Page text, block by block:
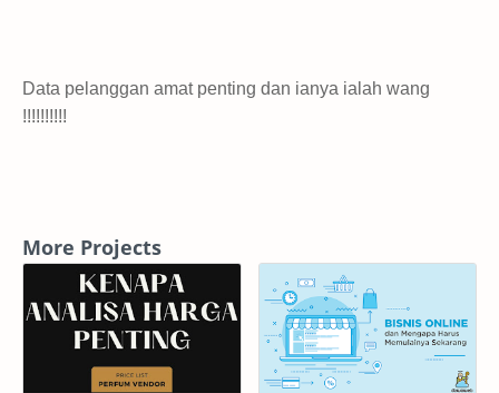
Data pelanggan amat penting dan ianya ialah wang
!!!!!!!!!!
More Projects